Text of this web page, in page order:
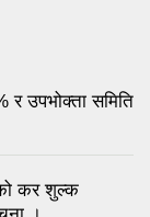
र उपभोक्ता समिति
कर शुल्क